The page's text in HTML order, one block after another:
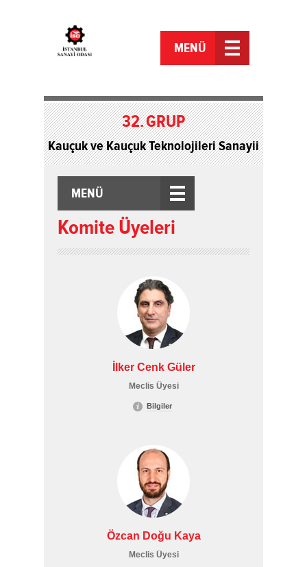
32.GRUP
Kauçuk ve Kauçuk Teknolojileri Sanayii
MENÜ
MENÜ
Komite Üyeleri
İlker Cenk Güler
Meclis Üyesi
Bilgiler
Özcan Doğu Kaya
Meclis Üyesi